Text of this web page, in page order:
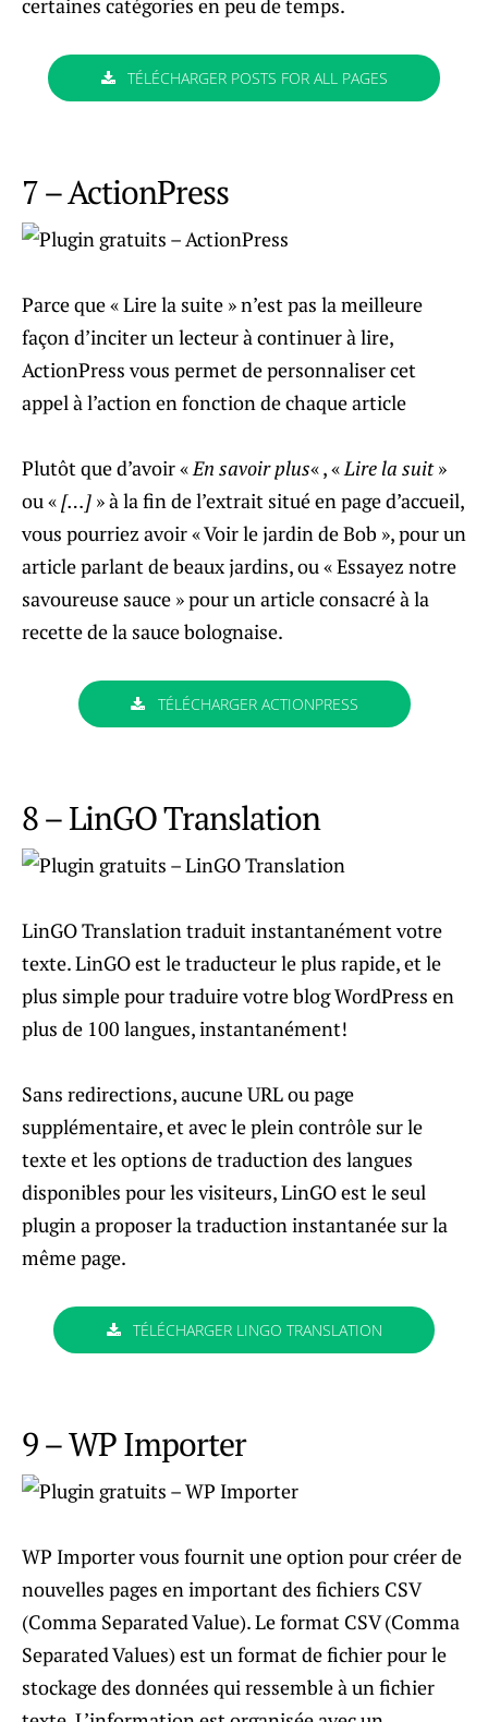
certaines catégories en peu de temps.
TÉLÉCHARGER POSTS FOR ALL PAGES
7 – ActionPress
Parce que « Lire la suite » n’est pas la meilleure
façon d’inciter un lecteur à continuer à lire,
ActionPress vous permet de personnaliser cet
appel à l’action en fonction de chaque article
Plutôt que d’avoir «En savoir plus« , «Lire la suit»
ou «[…] » à la fin de l’extrait situé en page d’accueil,
vous pourriez avoir « Voir le jardin de Bob », pour un
article parlant de beaux jardins, ou « Essayez notre
savoureuse sauce » pour un article consacré à la
recette de la sauce bolognaise.
TÉLÉCHARGER ACTIONPRESS
8 – LinGO Translation
LinGO Translation traduit instantanément votre
texte. LinGO est le traducteur le plus rapide, et le
plus simple pour traduire votre blog WordPress en
plus de 100 langues, instantanément!
Sans redirections, aucune URL ou page
supplémentaire, et avec le plein contrôle sur le
texte et les options de traduction des langues
disponibles pour les visiteurs, LinGO est le seul
plugin a proposer la traduction instantanée sur la
même page.
TÉLÉCHARGER LINGO TRANSLATION
9 – WP Importer
WP Importer vous fournit une option pour créer de
nouvelles pages en important des fichiers CSV
(Comma Separated Value). Le format CSV (Comma
Separated Values) est un format de fichier pour le
stockage des données qui ressemble à un fichier